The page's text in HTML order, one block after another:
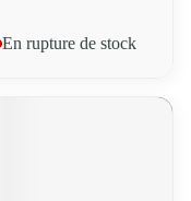
En rupture de stock